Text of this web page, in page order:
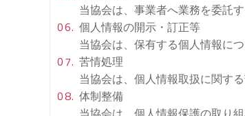
当協会は、事業者へ業務を委託
個人情報の開示・訂正等
当協会は、保有する個人情報に
苦情処理
当協会は、個人情報取扱に関す
体制整備